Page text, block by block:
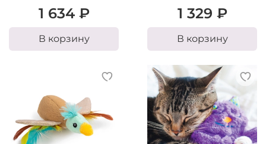
1 634 ₽
В корзину
1 329 ₽
В корзину